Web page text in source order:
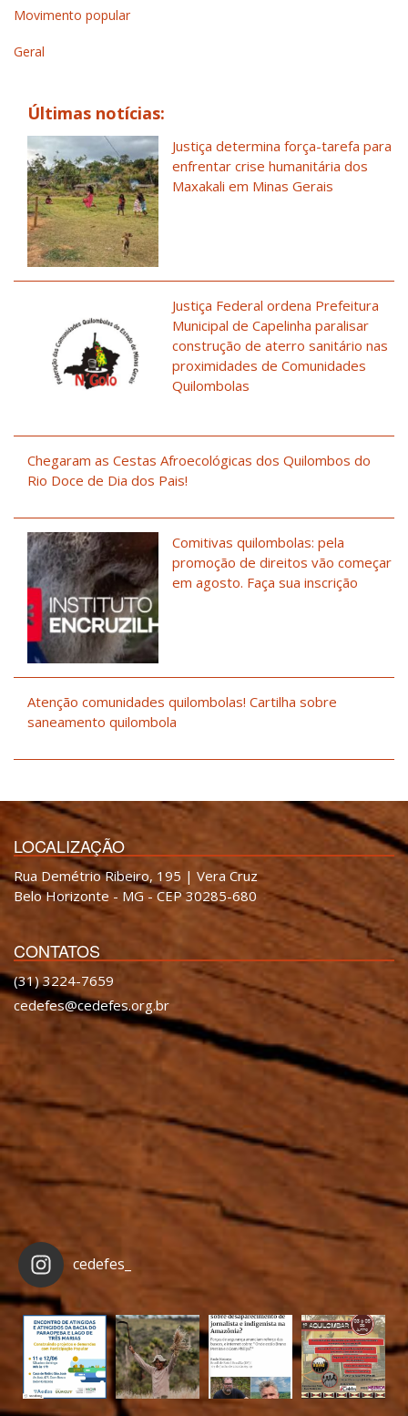
Movimento popular
Geral
Últimas notícias:
Justiça determina força-tarefa para
enfrentar crise humanitária dos
Maxakali em Minas Gerais
Justiça Federal ordena Prefeitura
Municipal de Capelinha paralisar
construção de aterro sanitário nas
proximidades de Comunidades
Quilombolas
Chegaram as Cestas Afroecológicas dos Quilombos do
Rio Doce de Dia dos Pais!
Comitivas quilombolas: pela
promoção de direitos vão começar
em agosto. Faça sua inscrição
Atenção comunidades quilombolas! Cartilha sobre
saneamento quilombola
LOCALIZAÇÃO
Rua Demétrio Ribeiro, 195 | Vera Cruz
Belo Horizonte - MG - CEP 30285-680
CONTATOS
(31) 3224-7659
cedefes@cedefes.org.br
cedefes_